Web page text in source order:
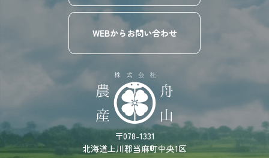
WEBからお問い合わせ
〒078-1331
北海道上川郡当麻町中央1区